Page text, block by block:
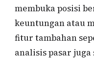
membuka posisi
keuntungan atau
fitur tambahan
analisis pasar